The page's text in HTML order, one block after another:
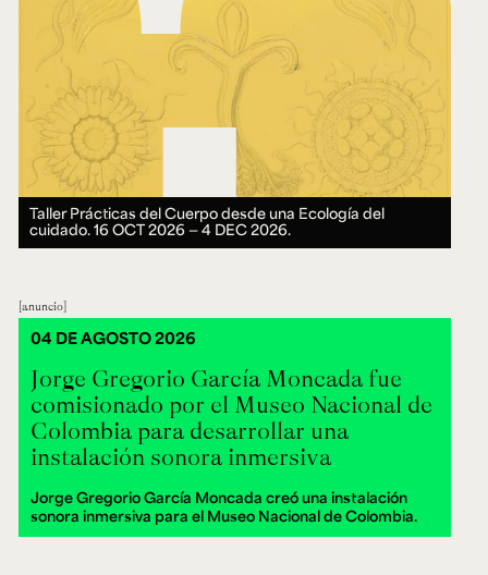
Taller Prácticas del Cuerpo desde una Ecología del
cuidado.16 OCT 2026 ― 4 DEC 2026.
anuncio
Jorge Gregorio García Moncada fue
comisionado por el Museo Nacional de
Colombia para desarrollar una
instalación sonora inmersiva
Jorge Gregorio García Moncada creó una instalación
sonora inmersiva para el Museo Nacional de Colombia.
04 DE AGOSTO 2026